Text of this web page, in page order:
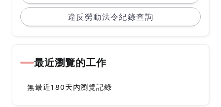
違反勞動法令紀錄查詢
最近瀏覽的工作
無最近180天內瀏覽記錄